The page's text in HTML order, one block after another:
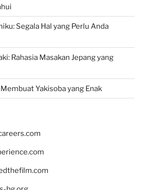
Segala Hal yang Perlu Anda
Rahasia Masakan Jepang yang
Yakisoba yang Enak